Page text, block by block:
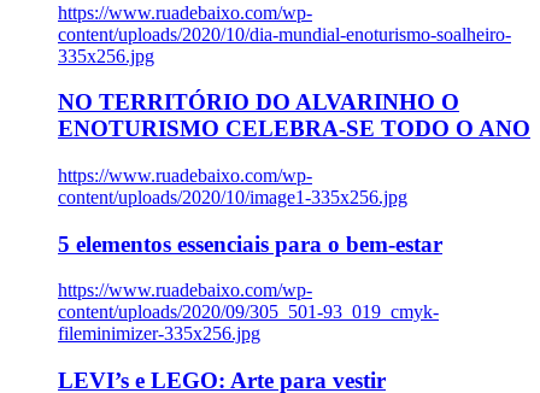
https://www.ruadebaixo.com/wp-
content/uploads/2020/10/dia-mundial-enoturismo-soalheiro-
335x256.jpg
NO TERRITÓRIO DO ALVARINHO O
ENOTURISMO CELEBRA-SE TODO O ANO
https://www.ruadebaixo.com/wp-
content/uploads/2020/10/image1-335x256.jpg
5 elementos essenciais para o bem-estar
https://www.ruadebaixo.com/wp-
content/uploads/2020/09/305_501-93_019_cmyk-
fileminimizer-335x256.jpg
LEVI’s e LEGO: Arte para vestir